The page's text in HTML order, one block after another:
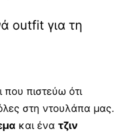
outfit για τη
που πιστεύω ότι
στη ντουλάπα μας.
και ένα τζιν